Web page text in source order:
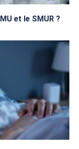
et le SMUR ?